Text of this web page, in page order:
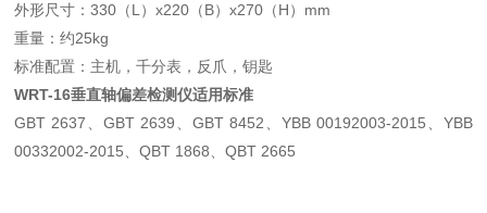
外形尺寸：330（L）x220（B）x270（H）mm
重量：约25kg
标准配置：主机，千分表，反爪，钥匙
WRT-16垂直轴偏差检测仪适用标准
GBT 2637、GBT 2639、GBT 8452、YBB 00192003-2015、YBB
00332002-2015、QBT 1868、QBT 2665